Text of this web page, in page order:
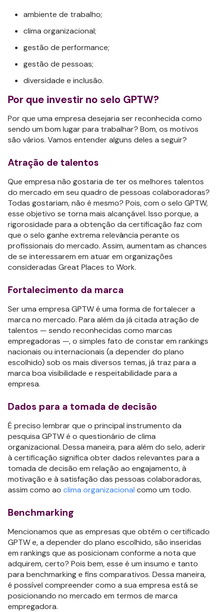
ambiente de trabalho;
clima organizacional;
gestão de performance;
gestão de pessoas;
diversidade e inclusão.
Por que investir no selo GPTW?
Por que uma empresa desejaria ser reconhecida como
sendo um bom lugar para trabalhar? Bom, os motivos
são vários. Vamos entender alguns deles a seguir?
Atração de talentos
Que empresa não gostaria de ter os melhores talentos
do mercado em seu quadro de pessoas colaboradoras?
Todas gostariam, não é mesmo? Pois, com o selo GPTW,
esse objetivo se torna mais alcançável. Isso porque, a
rigorosidade para a obtenção da certificação faz com
que o selo ganhe extrema relevância perante os
profissionais do mercado. Assim, aumentam as chances
de se interessarem em atuar em organizações
consideradas Great Places to Work.
Fortalecimento da marca
Ser uma empresa GPTW é uma forma de fortalecer a
marca no mercado. Para além da já citada atração de
talentos — sendo reconhecidas como marcas
empregadoras —, o simples fato de constar em rankings
nacionais ou internacionais (a depender do plano
escolhido) sob os mais diversos temas, já traz para a
marca boa visibilidade e respeitabilidade para a
empresa.
Dados para a tomada de decisão
É preciso lembrar que o principal instrumento da
pesquisa GPTW é o questionário de clima
organizacional. Dessa maneira, para além do selo, aderir
à certificação significa obter dados relevantes para a
tomada de decisão em relação ao engajamento, à
motivação e à satisfação das pessoas colaboradoras,
assim como ao clima organizacional como um todo.
Benchmarking
Mencionamos que as empresas que obtêm o certificado
GPTW e, a depender do plano escolhido, são inseridas
em rankings que as posicionam conforme a nota que
adquirem, certo? Pois bem, esse é um insumo e tanto
para benchmarking e fins comparativos. Dessa maneira,
é possível compreender como a sua empresa está se
posicionando no mercado em termos de marca
empregadora.